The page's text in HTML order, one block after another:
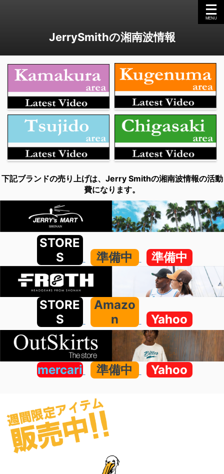
JerrySmithの湘南波情報
下記ブランドの売り上げは、Jerry Smithの湘南波情報の活動
費になります。
STORE
S
準備中 準備中
STORE
S
Amazo
n
Yahoo
mercari 準備中 Yahoo